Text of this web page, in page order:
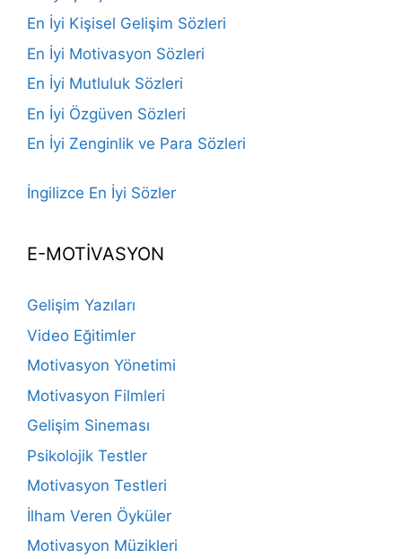
En İyi Kişisel Gelişim Sözleri
En İyi Motivasyon Sözleri
En İyi Mutluluk Sözleri
En İyi Özgüven Sözleri
En İyi Zenginlik ve Para Sözleri
İngilizce En İyi Sözler
E-MOTİVASYON
Gelişim Yazıları
Video Eğitimler
Motivasyon Yönetimi
Motivasyon Filmleri
Gelişim Sineması
Psikolojik Testler
Motivasyon Testleri
İlham Veren Öyküler
Motivasyon Müzikleri